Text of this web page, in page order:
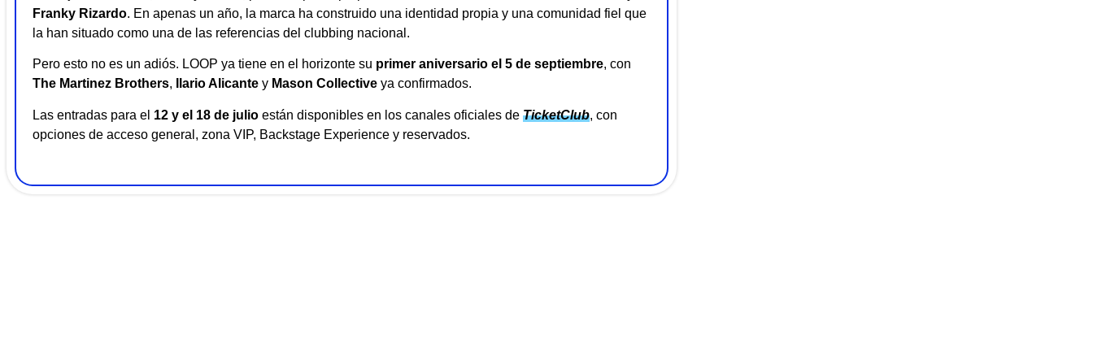
Franky Rizardo. En apenas un año, la marca ha construido una identidad propia y una comunidad fiel que
la han situado como una de las referencias del clubbing nacional.
Pero esto no es un adiós. LOOP ya tiene en el horizonte su primer aniversario el 5 de septiembre, con
The Martinez Brothers, Ilario Alicante y Mason Collective ya confirmados.
Las entradas para el 12 y el 18 de julio están disponibles en los canales oficiales de TicketClub, con
opciones de acceso general, zona VIP, Backstage Experience y reservados.